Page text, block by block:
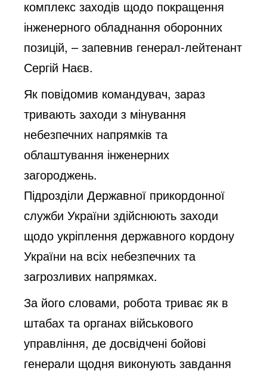
комплекс заходів щодо покращення
інженерного обладнання оборонних
позицій, – запевнив генерал-лейтенант
Сергій Наєв.
Як повідомив командувач, зараз
тривають заходи з мінування
небезпечних напрямків та
облаштування інженерних
загороджень.
Підрозділи Державної прикордонної
служби України здійснюють заходи
щодо укріплення державного кордону
України на всіх небезпечних та
загрозливих напрямках.
За його словами, робота триває як в
штабах та органах військового
управління, де досвідчені бойові
генерали щодня виконують завдання